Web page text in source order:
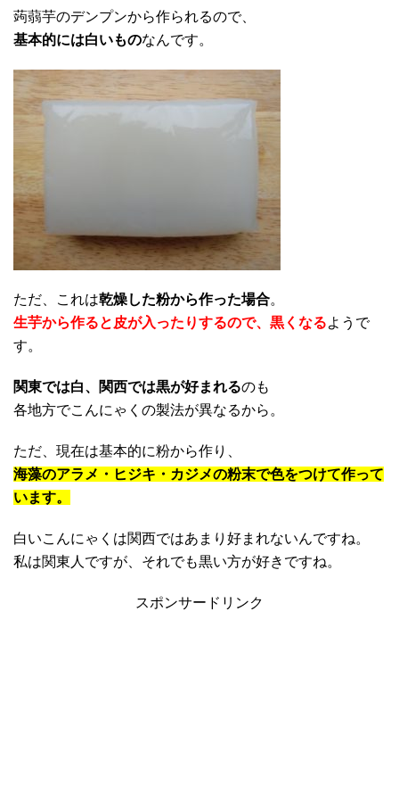
蒟蒻芋のデンプンから作られるので、
基本的には白いものなんです。
ただ、これは乾燥した粉から作った場合。
生芋から作ると皮が入ったりするので、黒くなるようで
す。
関東では白、関西では黒が好まれるのも
各地方でこんにゃくの製法が異なるから。
ただ、現在は基本的に粉から作り、
海藻のアラメ・ヒジキ・カジメの粉末で色をつけて作って
います。
白いこんにゃくは関西ではあまり好まれないんですね。
私は関東人ですが、それでも黒い方が好きですね。
スポンサードリンク